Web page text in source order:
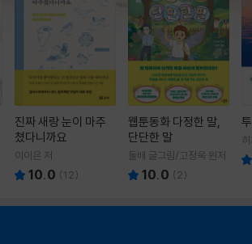
진짜 새랑 눈이 마주
쳤다니까요
이이은 저
10.0 (12)
웹툰동화 다정한 말,
단단한 말
돌배 글그림/고정욱 원저
10.0 ( 2)